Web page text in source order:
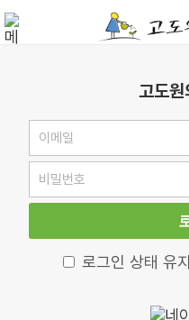
고도원
로그인 상태 유지